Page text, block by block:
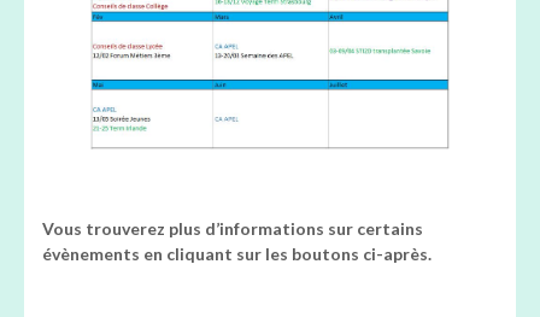
Vous trouverez plus d’informations sur certains
évènements en cliquant sur les boutons ci-après.